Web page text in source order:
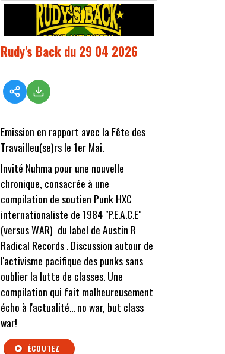
Rudy's Back du 29 04 2026
Emission en rapport avec la Fête des
Travailleu(se)rs le 1er Mai.
Invité Nuhma pour une nouvelle
chronique, consacrée à une
compilation de soutien Punk HXC
internationaliste de 1984 "P.E.A.C.E"
(versus WAR) du label de Austin R
Radical Records . Discussion autour de
l'activisme pacifique des punks sans
oublier la lutte de classes. Une
compilation qui fait malheureusement
écho à l'actualité... no war, but class
war!
ÉCOUTEZ